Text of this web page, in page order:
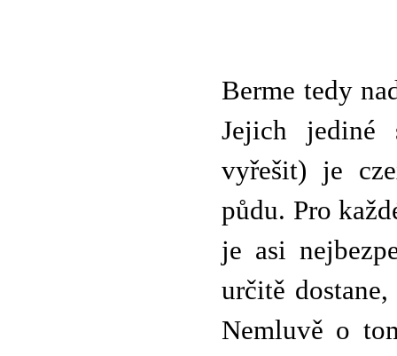
Berme tedy
Jejich jediné
vyřešit) je
půdu. Pro
je asi
určitě
Nemluvě o